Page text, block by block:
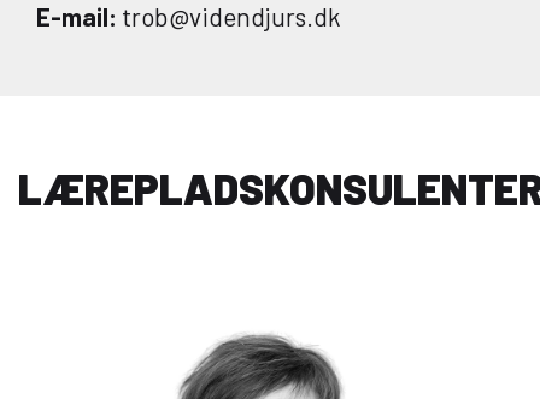
E-mail: trob@videndjurs.dk